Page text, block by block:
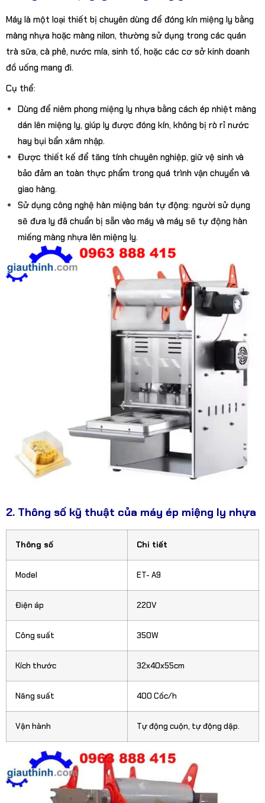
Máy là một loại thiết bị chuyên dùng để đóng kín miệng ly bằng
màng nhựa hoặc màng nilon, thường sử dụng trong các quán
trà sữa, cà phê, nước mía, sinh tố, hoặc các cơ sở kinh doanh
đồ uống mang đi.
Cụ thể:
Dùng để niêm phong miệng ly nhựa bằng cách ép nhiệt màng
dán lên miệng ly, giúp ly được đóng kín, không bị rò rỉ nước
hay bụi bẩn xâm nhập.
Được thiết kế để tăng tính chuyên nghiệp, giữ vệ sinh và
bảo đảm an toàn thực phẩm trong quá trình vận chuyển và
giao hàng.
Sử dụng công nghệ hàn miệng bán tự động: người sử dụng
sẽ đưa ly đã chuẩn bị sẵn vào máy và máy sẽ tự động hàn
miếng màng nhựa lên miệng ly.
2. Thông số kỹ thuật của máy ép miệng ly nhựa
Thông số Chi tiết
Model ET- A9
Điện áp 220V
Công suất 350W
Kích thước 32x40x55cm
Năng suất 400 Cốc/h
Vận hành Tự động cuộn, tự động dập.